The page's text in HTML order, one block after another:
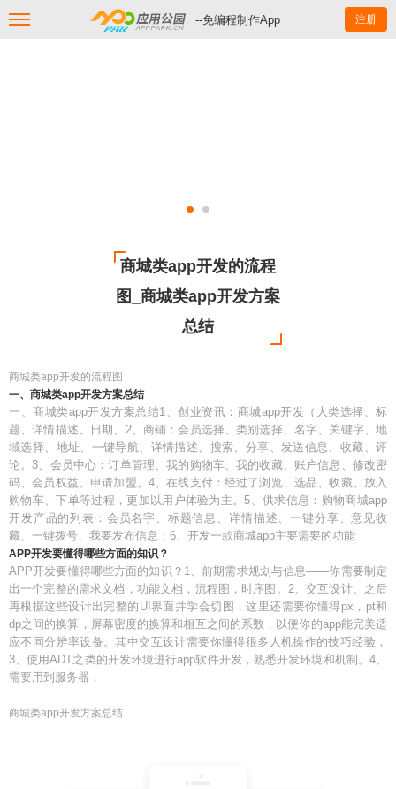
--免编程制作App 注册
商城类app开发的流程
图_商城类app开发方案
总结
商城类app开发的流程图
一、商城类app开发方案总结
一、商城类app开发方案总结1、创业资讯：商城app开发（大类选择、标
题、详情描述、日期、2、商铺：会员选择、类别选择、名字、关键字、地
域选择、地址、一键导航、详情描述、搜索、分享、发送信息、收藏、评
论。3、会员中心：订单管理、我的购物车、我的收藏、账户信息、修改密
码、会员权益、申请加盟。4、在线支付：经过了浏览、选品、收藏、放入
购物车、下单等过程，更加以用户体验为主。5、供求信息：购物商城app
开发产品的列表：会员名字、标题信息、详情描述、一键分享、意见收
藏、一键拨号、我要发布信息；6、开发一款商城app主要需要的功能
APP开发要懂得哪些方面的知识？
APP开发要懂得哪些方面的知识？1、前期需求规划与信息——你需要制定
出一个完整的需求文档，功能文档，流程图，时序图。2、交互设计、之后
再根据这些设计出完整的UI界面并学会切图，这里还需要你懂得px，pt和
dp之间的换算，屏幕密度的换算和相互之间的系数，以便你的app能完美适
应不同分辨率设备。其中交互设计需要你懂得很多人机操作的技巧经验，
3、使用ADT之类的开发环境进行app软件开发，熟悉开发环境和机制。4、
需要用到服务器，
商城类app开发方案总结